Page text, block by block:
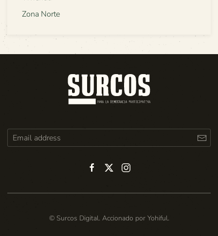
Zona Norte
© Surcos Digital. Accionado por Yohiful.